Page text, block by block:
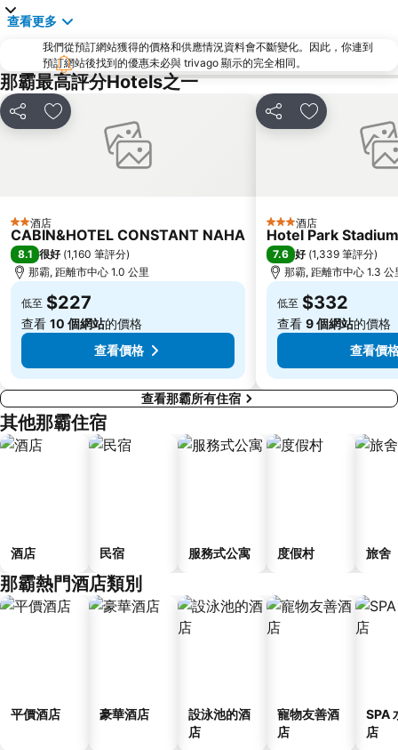
查看更多
我們從預訂網站獲得的價格和供應情況資料會不斷變化。因此，你連到
預訂網站後找到的優惠未必與 trivago 顯示的完全相同。
那霸最高評分Hotels之一
分享 放到收藏夾
2 星級
酒店
CABIN&HOTEL CONSTANT NAHA
8.1 很好 (1,160 筆評分)
那霸, 距離市中心 1.0 公里
低至 $227
查看 10 個網站的價格
查看價格
分享 放到收藏夾
3 星級酒店
Hotel Park
7.6 好 (1,339 筆評分)
那霸, 距離市中心 1.3 公
低至 $332
查看 9 個網站的價格
查看價
查看那霸所有住宿
其他那霸住宿
酒店 民宿 服務式公寓 度假村 旅舍
那霸熱門酒店類別
平價酒店 豪華酒店
設泳池的酒
店
寵物友善酒
店
SPA
店